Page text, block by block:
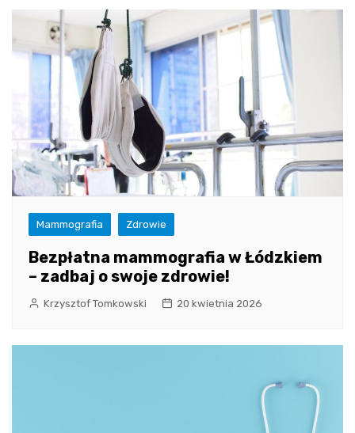
Mammografia Zdrowie
Bezpłatna mammografia w Łódzkiem
– zadbaj o swoje zdrowie!
Krzysztof Tomkowski 20 kwietnia 2026